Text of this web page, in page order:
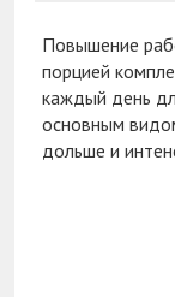
Повышение
порцией
каждый день
основным
дольше и